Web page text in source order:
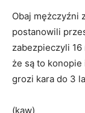
Obaj mężczyźni
postanowili
zabezpieczyli
że są to
grozi kara do 3
(kaw)